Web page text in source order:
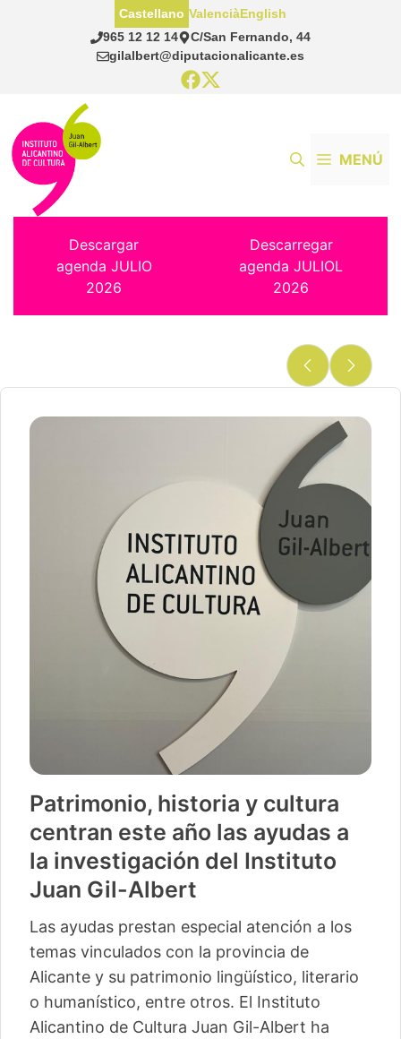
965 12 12 14
C/San Fernando, 44
gilalbert@diputacionalicante.es
Castellano ValenciàEnglish
MENÚ
Descargar
agenda JULIO
2026
Descarregar
agenda JULIOL
2026
Patrimonio, historia y cultura
centran este año las ayudas a
la investigación del Instituto
Juan Gil-Albert
Las ayudas prestan especial atención a los
temas vinculados con la provincia de
Alicante y su patrimonio lingüístico, literario
o humanístico, entre otros. El Instituto
Alicantino de Cultura Juan Gil-Albert ha